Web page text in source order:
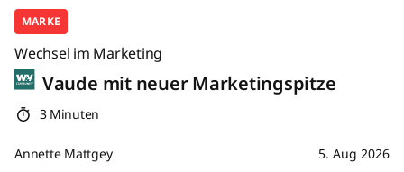
MARKE
Wechsel im Marketing
Vaude mit neuer Marketingspitze
3 Minuten
Annette Mattgey 5. Aug 2026